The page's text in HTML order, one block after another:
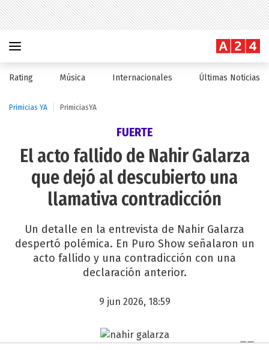
Rating Música Internacionales Últimas Noticias
Primicias YA PrimiciasYA
FUERTE
El acto fallido de Nahir Galarza
que dejó al descubierto una
llamativa contradicción
Un detalle en la entrevista de Nahir Galarza
despertó polémica. En Puro Show señalaron un
acto fallido y una contradicción con una
declaración anterior.
9 jun 2026, 18:59